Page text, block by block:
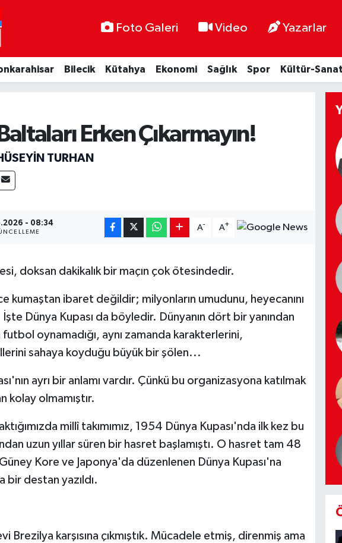
Foto Galeri Video Yazarlar
Bilecik Kütahya Ekonomi Sağlık Spor Kültür-Sanat
Baltaları Erken Çıkarmayın!
TURHAN
- 08:34 A- A+
doksan dakikalık bir maçın çok ötesindedir.
kumaştan ibaret değildir; milyonların umudunu, heyecanını
Dünya Kupası da böyledir. Dünyanın dört bir yanından
oynamadığı, aynı zamanda karakterlerini,
sahaya koyduğu büyük bir şölen...
ayrı bir anlamı vardır. Çünkü bu organizasyona katılmak
kolay olmamıştır.
millî takımımız, 1954 Dünya Kupası'nda ilk kez bu
uzun yıllar süren bir hasret başlamıştı. O hasret tam 48
Kore ve Japonya'da düzenlenen Dünya Kupası'na
bir destan yazıldı.
Brezilya karşısına çıkmıştık. Mücadele etmiş, direnmiş ama